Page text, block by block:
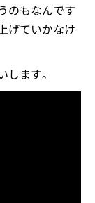
のもなんです
げていかなけ
ます。